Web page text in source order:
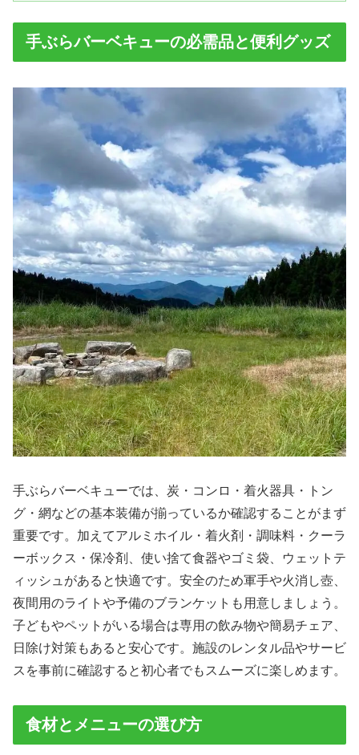
手ぶらバーベキューの必需品と便利グッズ
手ぶらバーベキューでは、炭・コンロ・着火器具・トン
グ・網などの基本装備が揃っているか確認することがまず
重要です。加えてアルミホイル・着火剤・調味料・クーラ
ーボックス・保冷剤、使い捨て食器やゴミ袋、ウェットテ
ィッシュがあると快適です。安全のため軍手や火消し壺、
夜間用のライトや予備のブランケットも用意しましょう。
子どもやペットがいる場合は専用の飲み物や簡易チェア、
日除け対策もあると安心です。施設のレンタル品やサービ
スを事前に確認すると初心者でもスムーズに楽しめます。
食材とメニューの選び方